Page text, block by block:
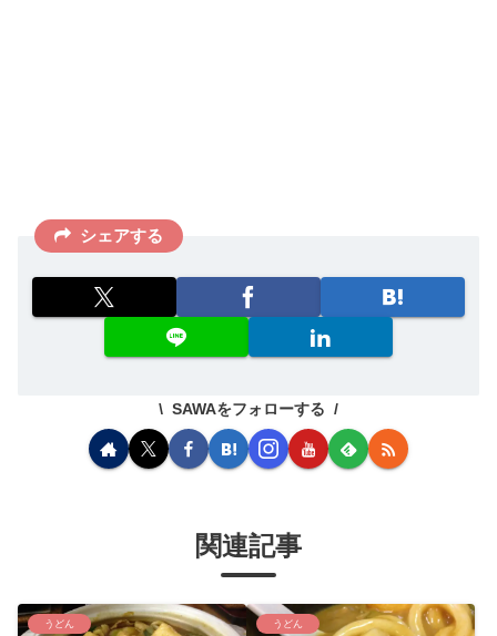
シェアする
SAWAをフォローする
関連記事
うどん うどん